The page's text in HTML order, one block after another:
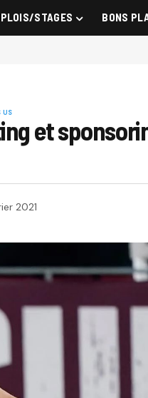
STAGES BONS
US
et
2021